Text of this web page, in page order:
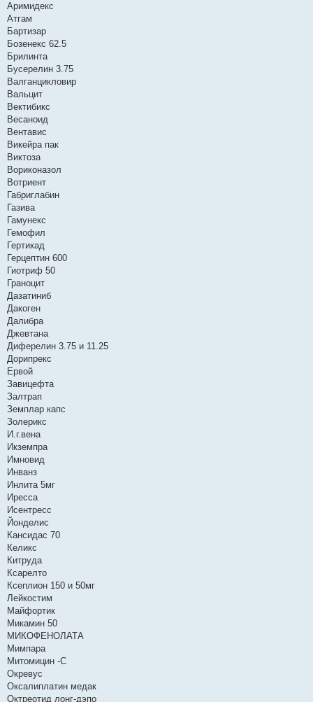
Аримидекс
Атгам
Бартизар
Бозенекс 62.5
Брилинта
Бусерелин 3.75
Валганцикловир
Вальцит
Вектибикс
Весаноид
Вентавис
Викейра пак
Виктоза
Вориконазол
Вотриент
Габриглабин
Газива
Гамунекс
Гемофил
Гертикад
Герцептин 600
Гиотриф 50
Граноцит
Дазатиниб
Дакоген
Далибра
Джевтана
Диферелин 3.75 и 11.25
Дорипрекс
Ервой
Завицефта
Залтрап
Земплар капс
Золерикс
И.г.вена
Икземпра
Имновид
Инванз
Инлита 5мг
Иресса
Исентресс
Йонделис
Кансидас 70
Келикс
Китруда
Ксарелто
Ксеплион 150 и 50мг
Лейкостим
Майфортик
Микамин 50
МИКОФЕНОЛАТА
Мимпара
Митомицин -С
Окревус
Оксалиплатин медак
Октреотид лонг-дэпо